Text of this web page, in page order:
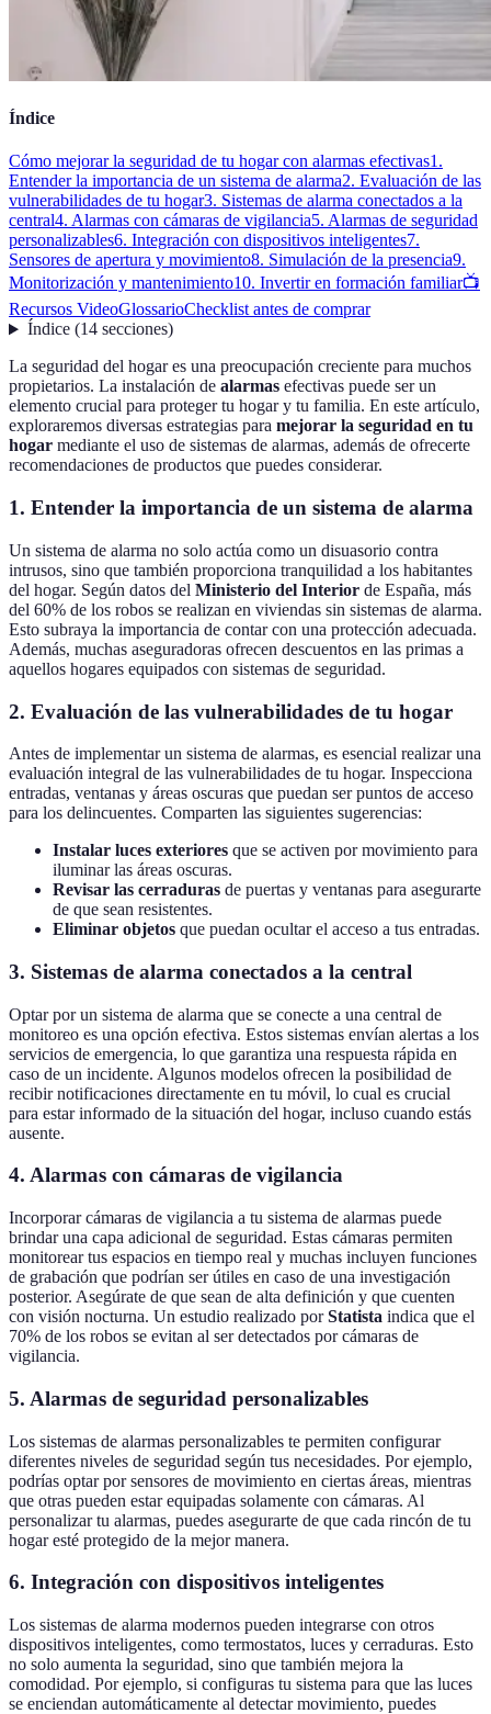
Índice
Cómo mejorar la seguridad de tu hogar con alarmas efectivas1.
Entender la importancia de un sistema de alarma2. Evaluación de las
vulnerabilidades de tu hogar3. Sistemas de alarma conectados a la
central4. Alarmas con cámaras de vigilancia5. Alarmas de seguridad
personalizables6. Integración con dispositivos inteligentes7.
Sensores de apertura y movimiento8. Simulación de la presencia9.
Monitorización y mantenimiento10. Invertir en formación familiar📺
Recursos VideoGlossarioChecklist antes de comprar
Índice(14 secciones)
La seguridad del hogar es una preocupación creciente para muchos
propietarios. La instalación de alarmas efectivas puede ser un
elemento crucial para proteger tu hogar y tu familia. En este artículo,
exploraremos diversas estrategias para mejorar la seguridad en tu
hogar mediante el uso de sistemas de alarmas, además de ofrecerte
recomendaciones de productos que puedes considerar.
1. Entender la importancia de un sistema de alarma
Un sistema de alarma no solo actúa como un disuasorio contra
intrusos, sino que también proporciona tranquilidad a los habitantes
del hogar. Según datos del Ministerio del Interior de España, más
del 60% de los robos se realizan en viviendas sin sistemas de alarma.
Esto subraya la importancia de contar con una protección adecuada.
Además, muchas aseguradoras ofrecen descuentos en las primas a
aquellos hogares equipados con sistemas de seguridad.
2. Evaluación de las vulnerabilidades de tu hogar
Antes de implementar un sistema de alarmas, es esencial realizar una
evaluación integral de las vulnerabilidades de tu hogar. Inspecciona
entradas, ventanas y áreas oscuras que puedan ser puntos de acceso
para los delincuentes. Comparten las siguientes sugerencias:
Instalar luces exteriores que se activen por movimiento para
iluminar las áreas oscuras.
Revisar las cerraduras de puertas y ventanas para asegurarte
de que sean resistentes.
Eliminar objetos que puedan ocultar el acceso a tus entradas.
3. Sistemas de alarma conectados a la central
Optar por un sistema de alarma que se conecte a una central de
monitoreo es una opción efectiva. Estos sistemas envían alertas a los
servicios de emergencia, lo que garantiza una respuesta rápida en
caso de un incidente. Algunos modelos ofrecen la posibilidad de
recibir notificaciones directamente en tu móvil, lo cual es crucial
para estar informado de la situación del hogar, incluso cuando estás
ausente.
4. Alarmas con cámaras de vigilancia
Incorporar cámaras de vigilancia a tu sistema de alarmas puede
brindar una capa adicional de seguridad. Estas cámaras permiten
monitorear tus espacios en tiempo real y muchas incluyen funciones
de grabación que podrían ser útiles en caso de una investigación
posterior. Asegúrate de que sean de alta definición y que cuenten
con visión nocturna. Un estudio realizado porStatista indica que el
70% de los robos se evitan al ser detectados por cámaras de
vigilancia.
5. Alarmas de seguridad personalizables
Los sistemas de alarmas personalizables te permiten configurar
diferentes niveles de seguridad según tus necesidades. Por ejemplo,
podrías optar por sensores de movimiento en ciertas áreas, mientras
que otras pueden estar equipadas solamente con cámaras. Al
personalizar tu alarmas, puedes asegurarte de que cada rincón de tu
hogar esté protegido de la mejor manera.
6. Integración con dispositivos inteligentes
Los sistemas de alarma modernos pueden integrarse con otros
dispositivos inteligentes, como termostatos, luces y cerraduras. Esto
no solo aumenta la seguridad, sino que también mejora la
comodidad. Por ejemplo, si configuras tu sistema para que las luces
se enciendan automáticamente al detectar movimiento, puedes